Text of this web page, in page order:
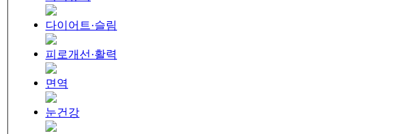
다이어트·슬림
피로개선·활력
면역
눈건강